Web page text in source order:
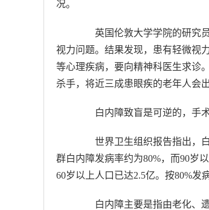
况。
英国伦敦大学学院的研究员
视力问题。结果发现，患有轻微视
等心理疾病，要向精神科医生求诊
杀手，将近三成患眼疾的老年人会
白内障致盲是可逆的，手术
世界卫生组织报告指出，白
群白内障发病率约为80%，而90岁
60岁以上人口已达2.5亿。按80%发
白内障主要是指由老化、遗